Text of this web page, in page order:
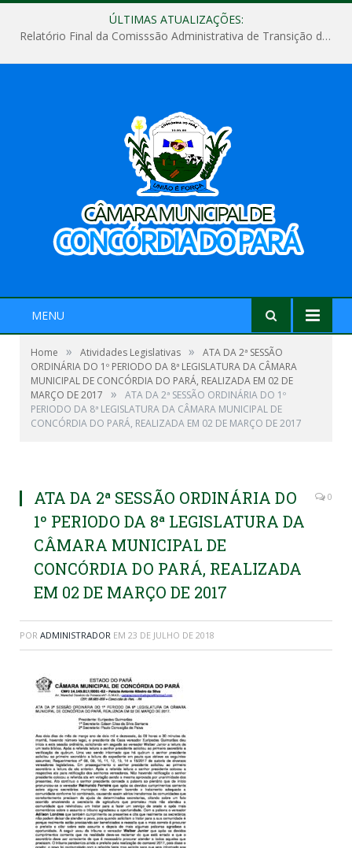
ÚLTIMAS ATUALIZAÇÕES:
Relatório Final da Comisssão Administrativa de Transição de Mandato do Poder Legislativo do Município de Concórdia do Pará
MENU
Home » Atividades Legislativas »
ATA DA 2ª SESSÃO
ORDINÁRIA DO 1º PERIODO DA 8ª LEGISLATURA DA CÂMARA
MUNICIPAL DE CONCÓRDIA DO PARÁ, REALIZADA EM 02 DE
MARÇO DE 2017
»
ATA DA 2ª SESSÃO ORDINÁRIA DO 1º
PERIODO DA 8ª LEGISLATURA DA CÂMARA MUNICIPAL DE
CONCÓRDIA DO PARÁ, REALIZADA EM 02 DE MARÇO DE 2017
ATA DA 2ª SESSÃO ORDINÁRIA DO
1º PERIODO DA 8ª LEGISLATURA DA
CÂMARA MUNICIPAL DE
CONCÓRDIA DO PARÁ, REALIZADA
EM 02 DE MARÇO DE 2017
0
POR ADMINISTRADOR EM 23 DE JULHO DE 2018